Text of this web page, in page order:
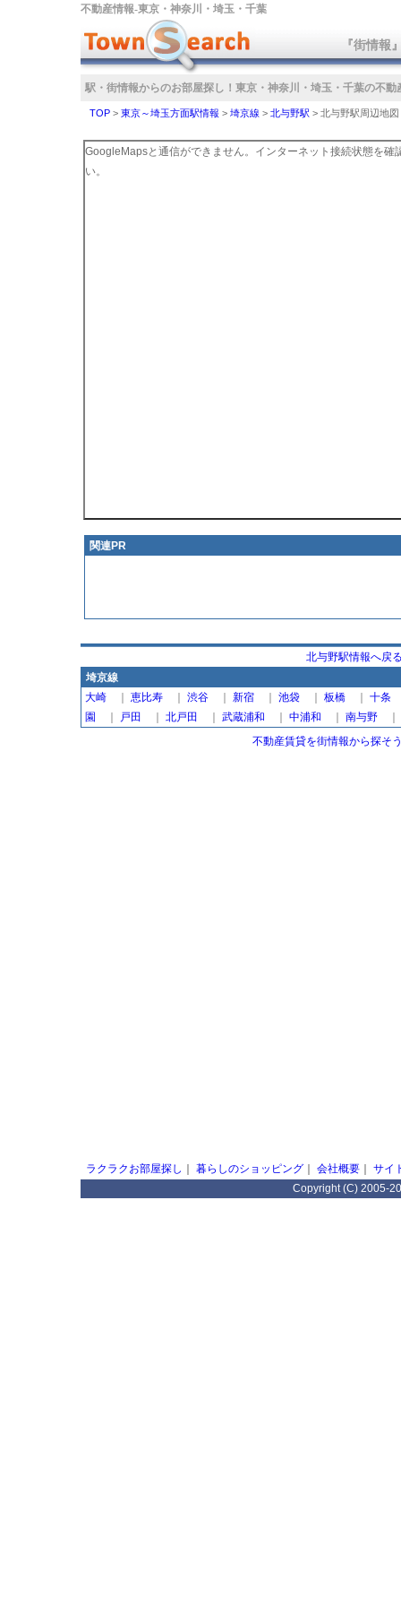
不動産情報‐東京・神奈川・埼玉・千葉
『街情報
駅・街情報からのお部屋探し！ 東京・神奈川・埼玉・千葉の不動
TOP > 東京～埼玉方面駅情報 > 埼京線 > 北与野駅 > 北与野駅周辺地図
GoogleMapsと通信ができません。インターネット接続状態を確
い。
関連PR
北与野駅情報へ戻
埼京線
大崎
恵比寿 渋谷 新宿 池袋 板橋 十条
園
戸田 北戸田 武蔵浦和 中浦和 南与野
不動産賃貸を街情報から探そ
ラクラクお部屋探し 暮らしのショッピング｜ 会社概要｜ サイ
Copyright (C) 2005-